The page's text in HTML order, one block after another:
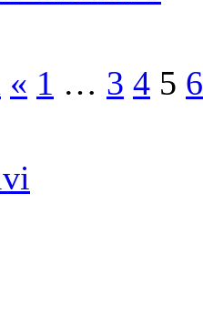
« 1 … 3 4 5 6